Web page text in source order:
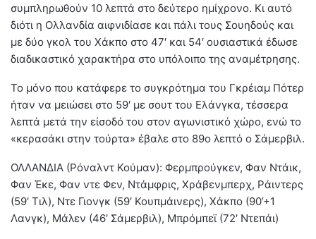
συμπληρωθούν 10 λεπτά στο δεύτερο ημίχρονο. Κι αυτό
διότι η Ολλανδία αιφνιδίασε και πάλι τους Σουηδούς και
με δύο γκολ του Χάκπο στο 47′ και 54′ ουσιαστικά έδωσε
διαδικαστικό χαρακτήρα στο υπόλοιπο της αναμέτρησης.
Το μόνο που κατάφερε το συγκρότημα του Γκρέιαμ Πότερ
ήταν να μειώσει στο 59′ με σουτ του Ελάνγκα, τέσσερα
λεπτά μετά την είσοδό του στον αγωνιστικό χώρο, ενώ το
«κερασάκι στην τούρτα» έβαλε στο 89ο λεπτό ο Σάμερβιλ.
ΟΛΛΑΝΔΙΑ (Ρόναλντ Κούμαν): Φερμπρούγκεν, Φαν Ντάικ,
Φαν Έκε, Φαν ντε Φεν, Ντάμφρις, Χράβενμπερχ, Ράιντερς
(59′ Τιλ), Ντε Γιονγκ (59′ Κουπμάινερς), Χάκπο (90’+1
Λανγκ), Μάλεν (46′ Σάμερβιλ), Μπρόμπεϊ (72′ Ντεπάι)